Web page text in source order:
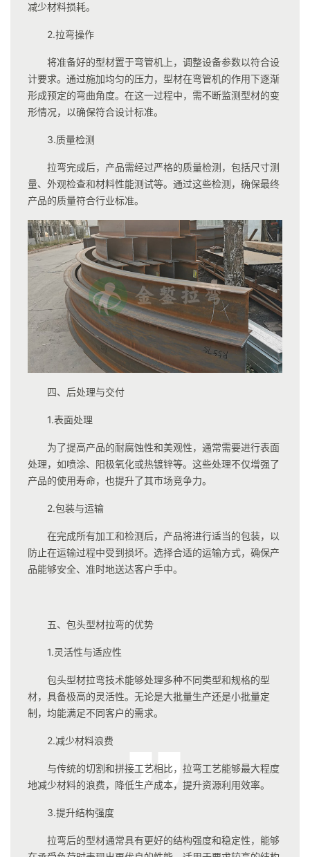
减少材料损耗。
2.拉弯操作
将准备好的型材置于弯管机上，调整设备参数以符合设
计要求。通过施加均匀的压力，型材在弯管机的作用下逐渐
形成预定的弯曲角度。在这一过程中，需不断监测型材的变
形情况，以确保符合设计标准。
3.质量检测
拉弯完成后，产品需经过严格的质量检测，包括尺寸测
量、外观检查和材料性能测试等。通过这些检测，确保最终
产品的质量符合行业标准。
四、后处理与交付
1.表面处理
为了提高产品的耐腐蚀性和美观性，通常需要进行表面
处理，如喷涂、阳极氧化或热镀锌等。这些处理不仅增强了
产品的使用寿命，也提升了其市场竞争力。
2.包装与运输
在完成所有加工和检测后，产品将进行适当的包装，以
防止在运输过程中受到损坏。选择合适的运输方式，确保产
品能够安全、准时地送达客户手中。
五、包头型材拉弯的优势
1.灵活性与适应性
包头型材拉弯技术能够处理多种不同类型和规格的型
材，具备极高的灵活性。无论是大批量生产还是小批量定
制，均能满足不同客户的需求。
2.减少材料浪费
与传统的切割和拼接工艺相比，拉弯工艺能够最大程度
地减少材料的浪费，降低生产成本，提升资源利用效率。
3.提升结构强度
拉弯后的型材通常具有更好的结构强度和稳定性，能够